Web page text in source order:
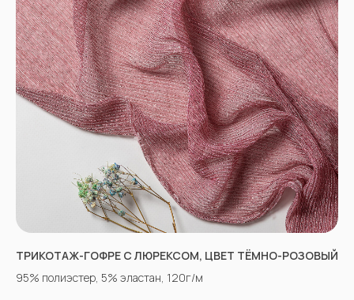
ТРИКОТАЖ-ГОФРЕ С ЛЮРЕКСОМ, ЦВЕТ ТЁМНО-РОЗОВЫЙ
95% полиэстер, 5% эластан, 120г/м
YOU TUBE